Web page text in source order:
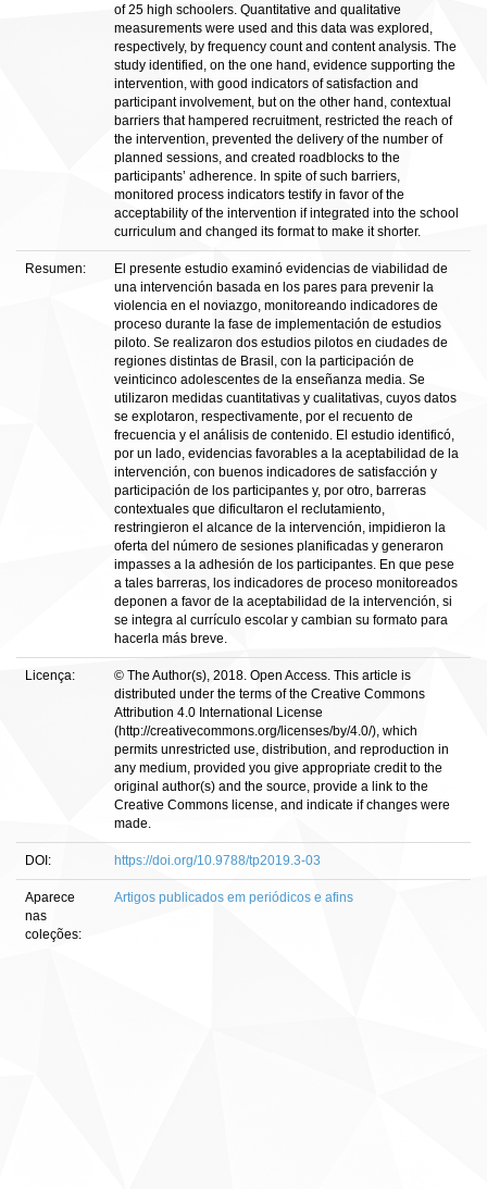
of 25 high schoolers. Quantitative and qualitative
measurements were used and this data was explored,
respectively, by frequency count and content analysis. The
study identified, on the one hand, evidence supporting the
intervention, with good indicators of satisfaction and
participant involvement, but on the other hand, contextual
barriers that hampered recruitment, restricted the reach of
the intervention, prevented the delivery of the number of
planned sessions, and created roadblocks to the
participants’ adherence. In spite of such barriers,
monitored process indicators testify in favor of the
acceptability of the intervention if integrated into the school
curriculum and changed its format to make it shorter.
Resumen:
El presente estudio examinó evidencias de viabilidad de
una intervención basada en los pares para prevenir la
violencia en el noviazgo, monitoreando indicadores de
proceso durante la fase de implementación de estudios
piloto. Se realizaron dos estudios pilotos en ciudades de
regiones distintas de Brasil, con la participación de
veinticinco adolescentes de la enseñanza media. Se
utilizaron medidas cuantitativas y cualitativas, cuyos datos
se explotaron, respectivamente, por el recuento de
frecuencia y el análisis de contenido. El estudio identificó,
por un lado, evidencias favorables a la aceptabilidad de la
intervención, con buenos indicadores de satisfacción y
participación de los participantes y, por otro, barreras
contextuales que dificultaron el reclutamiento,
restringieron el alcance de la intervención, impidieron la
oferta del número de sesiones planificadas y generaron
impasses a la adhesión de los participantes. En que pese
a tales barreras, los indicadores de proceso monitoreados
deponen a favor de la aceptabilidad de la intervención, si
se integra al currículo escolar y cambian su formato para
hacerla más breve.
Licença:
© The Author(s), 2018. Open Access. This article is
distributed under the terms of the Creative Commons
Attribution 4.0 International License
(http://creativecommons.org/licenses/by/4.0/), which
permits unrestricted use, distribution, and reproduction in
any medium, provided you give appropriate credit to the
original author(s) and the source, provide a link to the
Creative Commons license, and indicate if changes were
made.
DOI: https://doi.org/10.9788/tp2019.3-03
Aparece
nas
coleções:
Artigos publicados em periódicos e afins